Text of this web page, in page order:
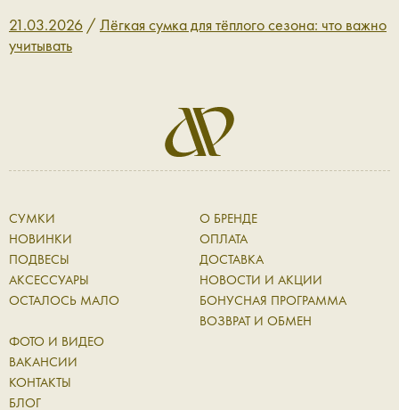
21.03.2026 / Лёгкая сумка для тёплого сезона: что важно
учитывать
СУМКИ
НОВИНКИ
ПОДВЕСЫ
АКСЕССУАРЫ
ОСТАЛОСЬ МАЛО
О БРЕНДЕ
ОПЛАТА
ДОСТАВКА
НОВОСТИ И АКЦИИ
БОНУСНАЯ ПРОГРАММА
ВОЗВРАТ И ОБМЕН
ФОТО И ВИДЕО
ВАКАНСИИ
КОНТАКТЫ
БЛОГ